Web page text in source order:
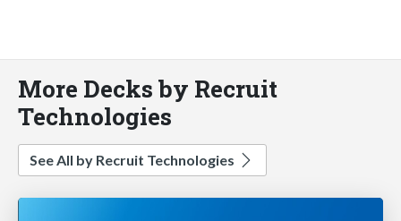
More Decks by Recruit
Technologies
See All by Recruit Technologies